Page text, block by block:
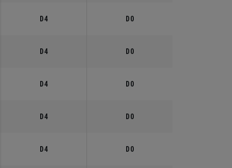
D4 D0
D4 D0
D4 D0
D4 D0
D4 D0